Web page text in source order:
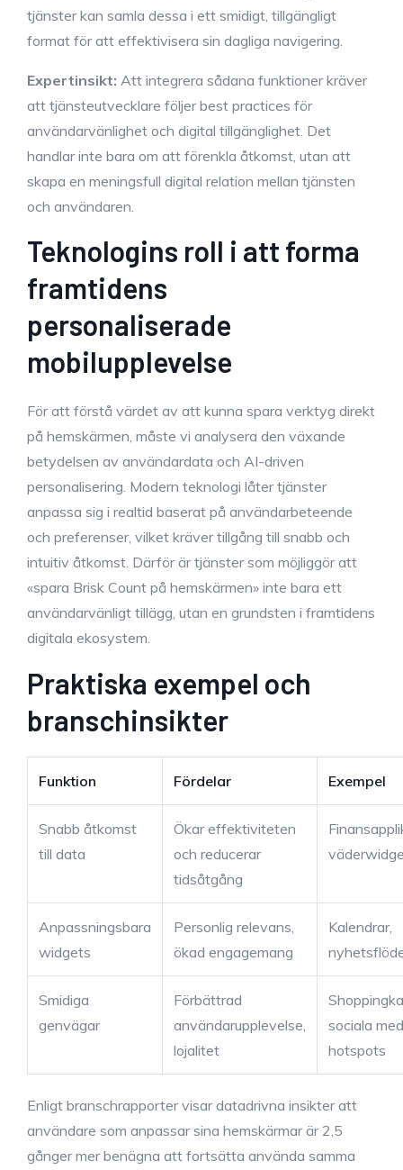
tjänster kan samla dessa i ett smidigt, tillgängligt
format för att effektivisera sin dagliga navigering.
Expertinsikt: Att integrera sådana funktioner kräver
att tjänsteutvecklare följer best practices för
användarvänlighet och digital tillgänglighet. Det
handlar inte bara om att förenkla åtkomst, utan att
skapa en meningsfull digital relation mellan tjänsten
och användaren.
Teknologins roll i att forma
framtidens
personaliserade
mobilupplevelse
För att förstå värdet av att kunna spara verktyg direkt
på hemskärmen, måste vi analysera den växande
betydelsen av användardata och AI-driven
personalisering. Modern teknologi låter tjänster
anpassa sig i realtid baserat på användarbeteende
och preferenser, vilket kräver tillgång till snabb och
intuitiv åtkomst. Därför är tjänster som möjliggör att
«spara Brisk Count på hemskärmen» inte bara ett
användarvänligt tillägg, utan en grundsten i framtidens
digitala ekosystem.
Praktiska exempel och
branschinsikter
Funktion Fördelar Exempel
Snabb åtkomst
till data
Ökar effektiviteten
och reducerar
tidsåtgång
Anpassningsbara
widgets
Personlig relevans,
ökad engagemang
Kalendrar,
Smidiga
genvägar
Förbättrad
användarupplevelse,
lojalitet
sociala
hotspots
Enligt branschrapporter visar datadrivna insikter att
användare som anpassar sina hemskärmar är 2,5
gånger mer benägna att fortsätta använda samma